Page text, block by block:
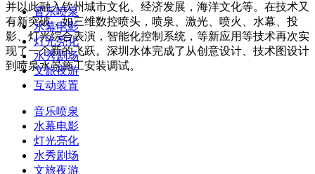
音乐喷泉
水幕电影
灯光亮化
水秀剧场
文旅夜游
互动装置
音乐喷泉
水幕电影
灯光亮化
水秀剧场
文旅夜游
并以此融入钦州城市文化、经济发展，海洋文化等。在技术又
有新突破，如三维数控喷头，喷泉、激光、喷火、水幕、投
影、灯光综合表演，智能化控制系统，等新应用等技术再次实
现了一个新的飞跃。深圳水体完成了从创意设计、技术图设计
到喷泉水景施工安装调试。